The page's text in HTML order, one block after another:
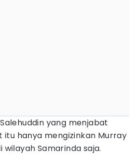
yang menjabat
itu hanya mengizinkan Murray
Samarinda saja.